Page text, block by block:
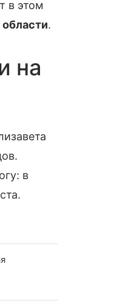
в этом
.
на
в